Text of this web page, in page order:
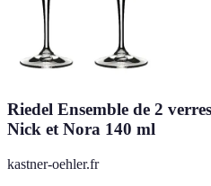
Riedel Ensemble de 2
Nick et Nora 140 ml
kastner-oehler.fr